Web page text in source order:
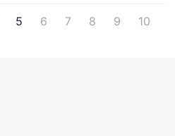
5 6 7 8 9 10